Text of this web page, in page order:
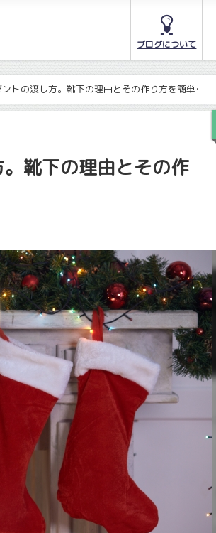
ブログについて
トの渡し方。靴下の理由とその作り方を簡単
靴下の理由とその作